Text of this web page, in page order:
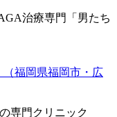
治療専門「男たち
専門クリニック